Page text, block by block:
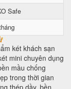
Safe
két khách sạn
mini chuyên dụng
mầu chống
trong thời gian
thép dầy, bền